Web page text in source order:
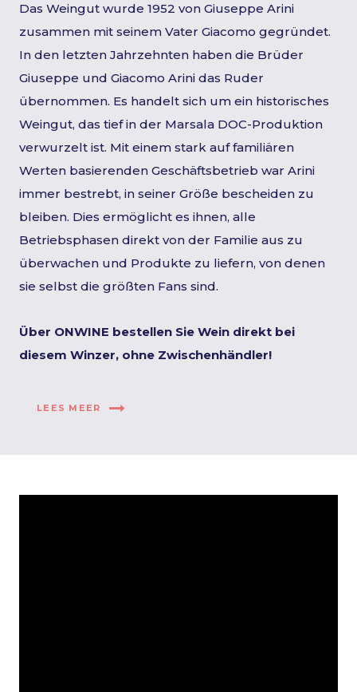
Das Weingut wurde 1952 von Giuseppe Arini
zusammen mit seinem Vater Giacomo gegründet.
In den letzten Jahrzehnten haben die Brüder
Giuseppe und Giacomo Arini das Ruder
übernommen. Es handelt sich um ein historisches
Weingut, das tief in der Marsala DOC-Produktion
verwurzelt ist. Mit einem stark auf familiären
Werten basierenden Geschäftsbetrieb war Arini
immer bestrebt, in seiner Größe bescheiden zu
bleiben. Dies ermöglicht es ihnen, alle
Betriebsphasen direkt von der Familie aus zu
überwachen und Produkte zu liefern, von denen
sie selbst die größten Fans sind.
Über ONWINE bestellen Sie Wein direkt bei
diesem Winzer, ohne Zwischenhändler!
LEES MEER